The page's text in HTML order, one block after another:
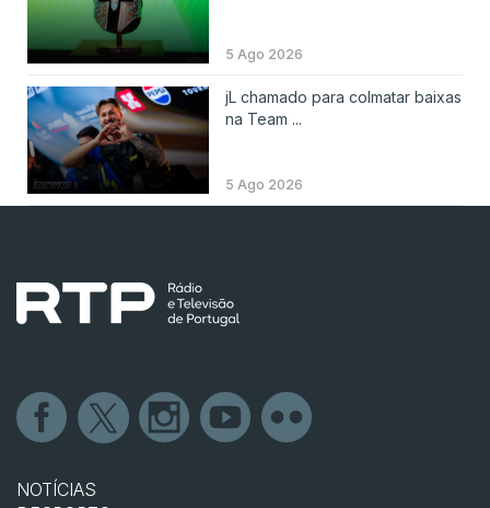
5 Ago 2026
jL chamado para colmatar baixas
na Team ...
5 Ago 2026
NOTÍCIAS